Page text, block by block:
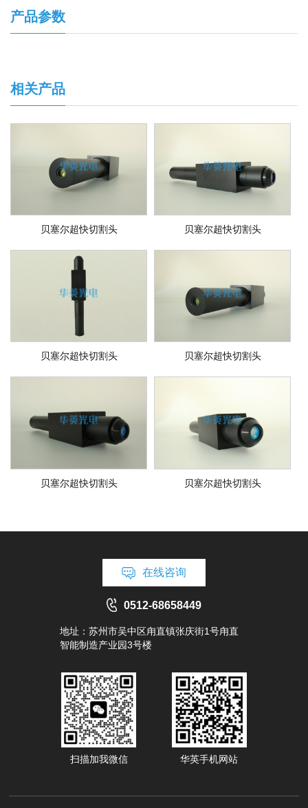
产品参数
相关产品
贝塞尔超快切割头 贝塞尔超快切割头
贝塞尔超快切割头 贝塞尔超快切割头
贝塞尔超快切割头 贝塞尔超快切割头
在线咨询
0512-68658449
地址：苏州市吴中区甪直镇张庆街1号甪直
智能制造产业园3号楼
扫描加我微信 华英手机网站